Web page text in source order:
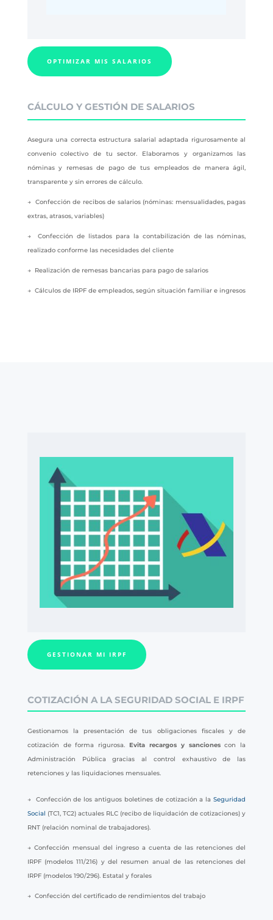
OPTIMIZAR MIS SALARIOS
CÁLCULO Y GESTIÓN DE SALARIOS
Asegura una correcta estructura salarial adaptada rigurosamente al
convenio colectivo de tu sector. Elaboramos y organizamos las
nóminas y remesas de pago de tus empleados de manera ágil,
transparente y sin errores de cálculo.
→ Confección de recibos de salarios (nóminas: mensualidades, pagas
extras, atrasos, variables)
→ Confección de listados para la contabilización de las nóminas,
realizado conforme las necesidades del cliente
→ Realización de remesas bancarias para pago de salarios
→ Cálculos de IRPF de empleados, según situación familiar e ingresos
GESTIONAR MI IRPF
COTIZACIÓN A LA SEGURIDAD SOCIAL E IRPF
Gestionamos la presentación de tus obligaciones fiscales y de
cotización de forma rigurosa.Evita recargos y sancionescon la
Administración Pública gracias al control exhaustivo de las
retenciones y las liquidaciones mensuales.
→ Confección de los antiguos boletines de cotización a laSeguridad
Social (TC1, TC2) actuales RLC (recibo de liquidación de cotizaciones) y
RNT (relación nominal de trabajadores).
→ Confección mensual del ingreso a cuenta de las retenciones del
IRPF (modelos 111/216) y del resumen anual de las retenciones del
IRPF (modelos 190/296). Estatal y forales
→ Confección del certificado de rendimientos del trabajo